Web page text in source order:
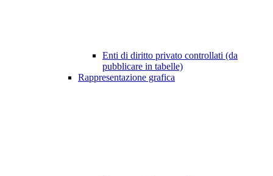
Enti di diritto privato controllati (da
pubblicare in tabelle)
Rappresentazione grafica